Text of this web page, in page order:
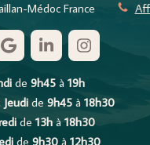
Médoc France
de 9h45 à 19h
Jeudi de 9h45 à 18h30
de 13h à 18h30
de 9h30à 12h30